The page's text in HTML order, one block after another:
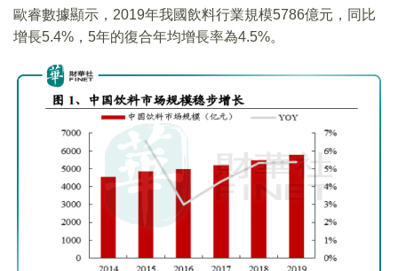
歐睿數據顯示，2019年我國飲料行業規模5786億元，同比
增長5.4%，5年的復合年均增長率為4.5%。